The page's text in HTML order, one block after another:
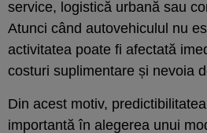
service, logistică urbană sau
Atunci când autovehiculul nu
activitatea poate fi afectată
costuri suplimentare și nevoia
Din acest motiv,
importantă în alegerea unui